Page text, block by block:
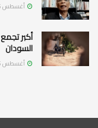
أغسطس 5, 2026
أكبر
السودان
أغسطس 5, 2026